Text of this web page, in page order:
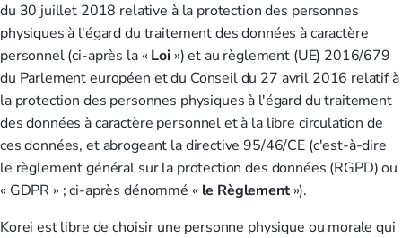
du 30 juillet 2018 relative à la protection des personnes
physiques à l'égard du traitement des données à caractère
personnel (ci-après la «Loi») et au règlement (UE) 2016/679
du Parlement européen et du Conseil du 27 avril 2016 relatif à
la protection des personnes physiques à l'égard du traitement
des données à caractère personnel et à la libre circulation de
ces données, et abrogeant la directive 95/46/CE (c'est-à-dire
le règlement général sur la protection des données (RGPD) ou
« GDPR » ; ci-après dénommé « le Règlement»).
Korei est libre de choisir une personne physique ou morale qui